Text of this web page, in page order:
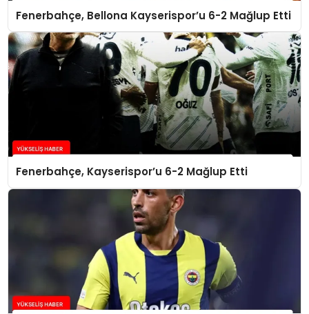
Fenerbahçe, Bellona Kayserispor’u 6-2 Mağlup Etti
Fenerbahçe, Kayserispor’u 6-2 Mağlup Etti